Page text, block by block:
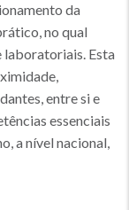
da
no qual
laboratoriais. Esta
entre si e
essenciais
a nível nacional,